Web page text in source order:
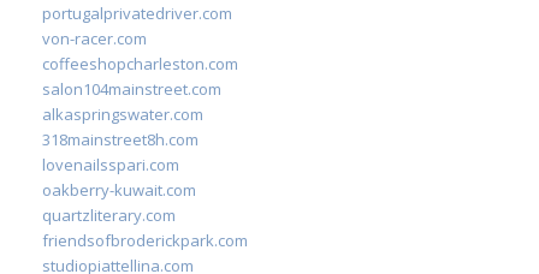
portugalprivatedriver.com
von-racer.com
coffeeshopcharleston.com
salon104mainstreet.com
alkaspringswater.com
318mainstreet8h.com
lovenailsspari.com
oakberry-kuwait.com
quartzliterary.com
friendsofbroderickpark.com
studiopiattellina.com